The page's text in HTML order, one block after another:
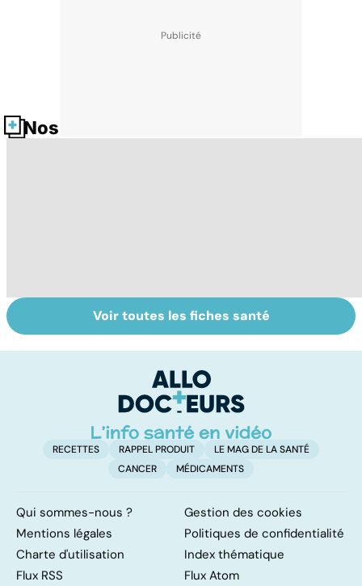
Nos fiches santé
Violences
sexuelles :
Bien vivre la
ménopause
Voir toutes les fiches santé
RECETTES RAPPEL PRODUIT
LE MAG DE LA SANTÉ
CANCER
MÉDICAMENTS
Qui sommes-nous ?
Gestion des cookies
Mentions légales
Politiques de confidentialité
Charte d'utilisation
Index thématique
Flux RSS
Flux Atom